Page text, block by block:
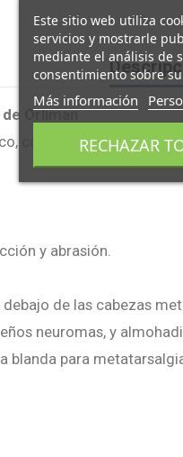
Orliman
con anillo de sujeción
y abrasión.
de las cabezas
neuromas, y
blanda para
Este sitio web utiliza
servicios y mostrarle
mediante el análisis de
consentimiento sobre
Más información
RECHAZAR